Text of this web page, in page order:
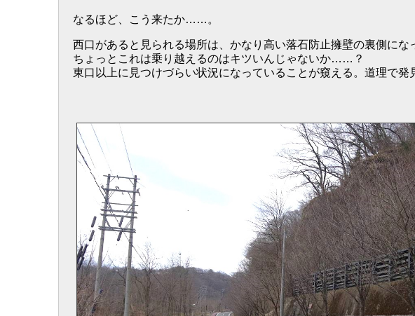
なるほど、こう来たか……。
西口があると見られる場所は、かなり高い落石防止擁壁の裏側にな
ちょっとこれは乗り越えるのはキツいんじゃないか……？
東口以上に見つけづらい状況になっていることが窺える。道理で発